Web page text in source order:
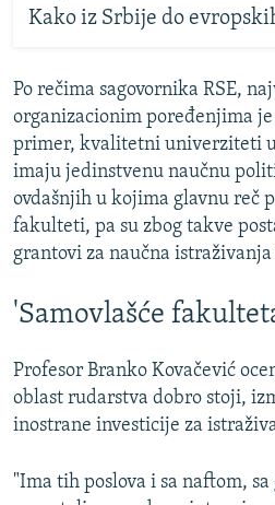
Kako iz Srbije do
Po rečima sagovornika RSE,
organizacionim poređenjima je
primer, kvalitetni univerziteti
imaju jedinstvenu naučnu
ovdašnjih u kojima glavnu reč
fakulteti, pa su zbog takve
grantovi za naučna
'Samovlašće
Profesor Branko Kovačević
oblast rudarstva dobro stoji,
inostrane investicije za
"Ima tih poslova i sa naftom,